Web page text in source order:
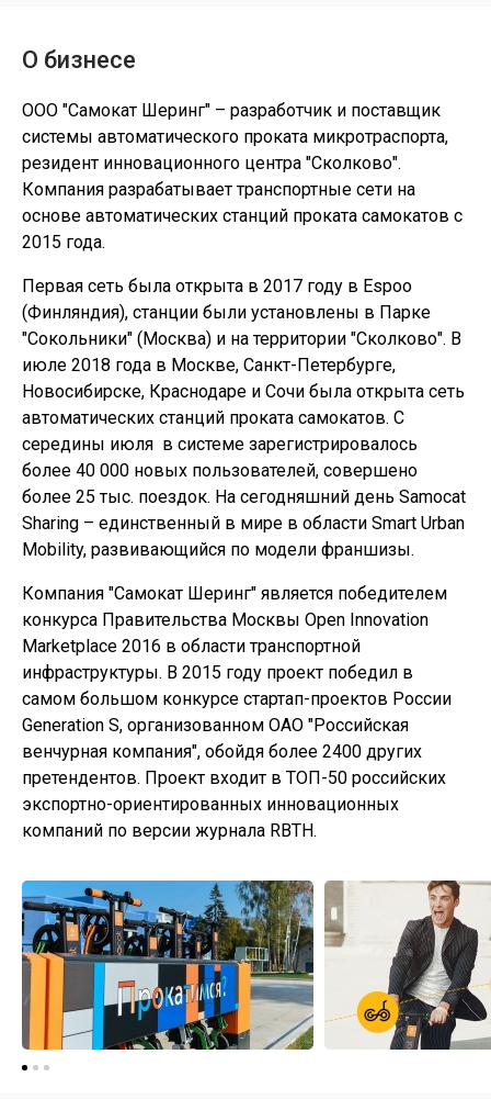
О бизнесе
ООО "Самокат Шеринг" – разработчик и поставщик
системы автоматического проката микротраспорта,
резидент инновационного центра "Сколково".
Компания разрабатывает транспортные сети на
основе автоматических станций проката самокатов с
2015 года.
Первая сеть была открыта в 2017 году в Espoo
(Финляндия), станции были установлены в Парке
"Сокольники" (Москва) и на территории "Сколково". В
июле 2018 года в Москве, Санкт-Петербурге,
Новосибирске, Краснодаре и Сочи была открыта сеть
автоматических станций проката самокатов. С
середины июля в системе зарегистрировалось
более 40 000 новых пользователей, совершено
более 25 тыс. поездок. На сегодняшний день Samocat
Sharing – единственный в мире в области Smart Urban
Mobility, развивающийся по модели франшизы.
Компания "Самокат Шеринг" является победителем
конкурса Правительства Москвы Open Innovation
Marketplace 2016 в области транспортной
инфраструктуры. В 2015 году проект победил в
самом большом конкурсе стартап-проектов России
Generation S, организованном ОАО "Российская
венчурная компания", обойдя более 2400 других
претендентов. Проект входит в ТОП-50 российских
экспортно-ориентированных инновационных
компаний по версии журнала RBTH.